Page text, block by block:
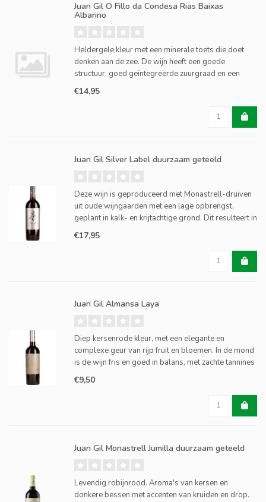
Juan Gil O Fillo da Condesa Rias Baixas
Albarino
Heldergele kleur met een minerale toets die doet
denken aan de zee. De wijn heeft een goede
structuur, goed geïntegreerde zuurgraad en een
grote aromatische intensiteit met florale tonen.
€14,95
Juan Gil Silver Label duurzaam geteeld
Deze wijn is geproduceerd met Monastrell-druiven
uit oude wijngaarden met een lage opbrengst,
geplant in kalk- en krijtachtige grond. Dit resulteert in
een diep paars/zwarte wijn, met explosieve aroma's
van rijpe bessen, rode vruchten en rokerige tonen. K
€17,95
Juan Gil Almansa Laya
Diep kersenrode kleur, met een elegante en
complexe geur van rijp fruit en bloemen. In de mond
is de wijn fris en goed in balans, met zachte tannines
en een lange afdronk.
€9,50
Juan Gil Monastrell Jumilla duurzaam geteeld
Levendig robijnrood. Aroma's van kersen en
donkere bessen met accenten van kruiden en drop.